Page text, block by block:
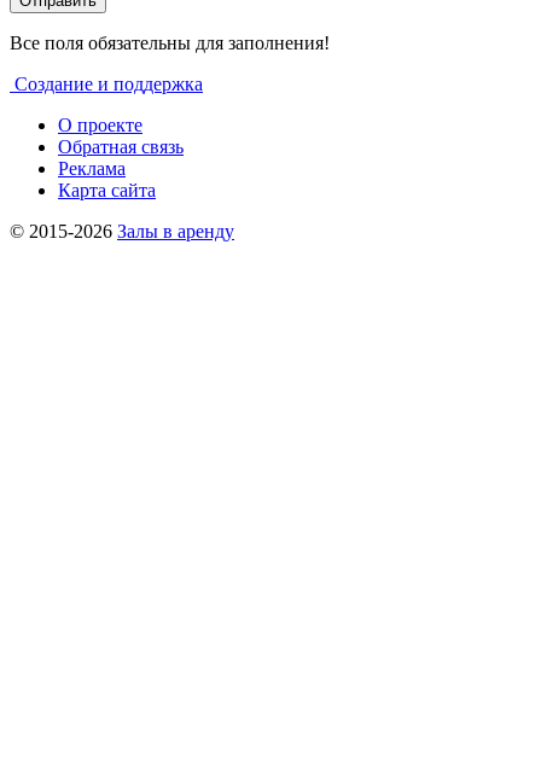
Все поля обязательны для заполнения!
Создание и поддержка
О проекте
Обратная связь
Реклама
Карта сайта
© 2015-2026 Залы в аренду